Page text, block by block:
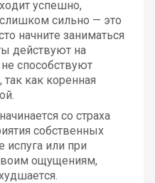
успешно,
сильно — это
начните заниматься
действуют на
способствуют
как коренная
со страха
собственных
или при
ощущениям,